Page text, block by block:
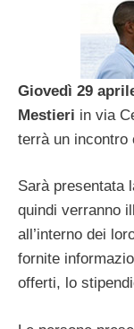
Giovedì 29
Mestieri in via
terrà un incontro
Sarà presentata
quindi verranno
all’interno dei
fornite
offerti, lo